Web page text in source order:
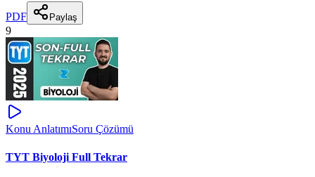
PDF Paylaş
9
Konu AnlatımıSoru Çözümü
TYT Biyoloji Full Tekrar